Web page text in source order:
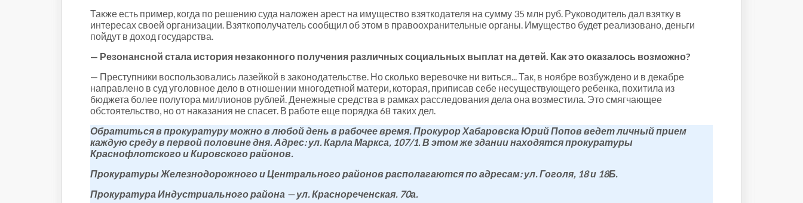
Также есть пример, когда по решению суда наложен арест на имущество взяткодателя на сумму 35 млн руб. Руководитель дал взятку в
интересах своей организации. Взяткополучатель сообщил об этом в правоохранительные органы. Имущество будет реализовано, деньги
пойдут в доход государства.
— Резонансной стала история незаконного получения различных социальных выплат на детей. Как это оказалось возможно?
— Преступники воспользовались лазейкой в законодательстве. Но сколько веревочке ни виться... Так, в ноябре возбуждено и в декабре
направлено в суд уголовное дело в отношении многодетной матери, которая, приписав себе несуществующего ребенка, похитила из
бюджета более полутора миллионов рублей. Денежные средства в рамках расследования дела она возместила. Это смягчающее
обстоятельство, но от наказания не спасет. В работе еще порядка 68 таких дел.
Обратиться в прокуратуру можно в любой день в рабочее время. Прокурор Хабаровска Юрий Попов ведет личный прием
каждую среду в первой половине дня. Адрес: ул. Карла Маркса, 107/1. В этом же здании находятся прокуратуры
Краснофлотского и Кировского районов.
Прокуратуры Железнодорожного и Центрального районов располагаются по адресам: ул. Гоголя, 18 и 18Б.
Прокуратура Индустриального района — ул. Краснореченская. 70а.